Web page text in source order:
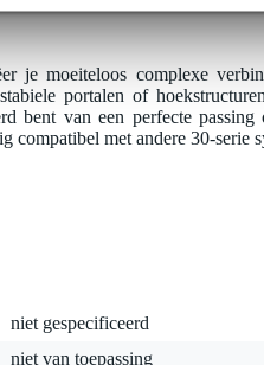
je moeiteloos complexe
portalen of
bent van een perfecte
compatibel met andere 30-serie
niet gespecificeerd
niet van toepassing